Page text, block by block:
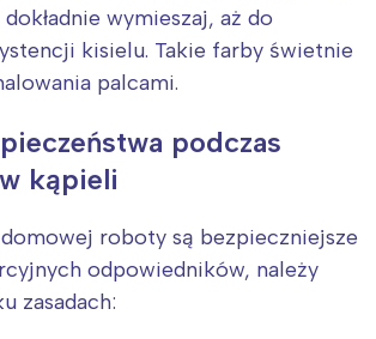
wymieszaj, aż do
kisielu. Takie farby świetnie
palcami.
podczas
kąpieli
roboty są bezpieczniejsze
odpowiedników, należy
zasadach:
mnie wydarzenia z
tego regionu: